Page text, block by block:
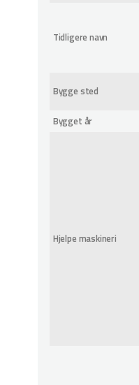
Tidligere navn
Bygge sted
Bygget år
Hjelpe maskineri